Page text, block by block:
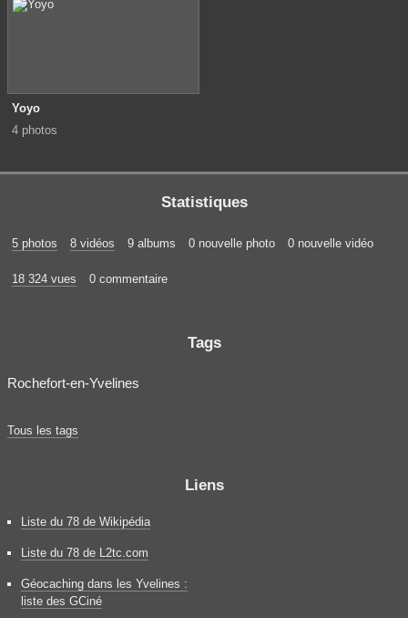
Yoyo
4 photos
Statistiques
5 photos 8 vidéos 9 albums 0 nouvelle photo 0 nouvelle vidéo
18 324 vues 0 commentaire
Tags
Rochefort-en-Yvelines
Tous les tags
Liens
Liste du 78 de Wikipédia
Liste du 78 de L2tc.com
Géocaching dans les Yvelines :
liste des GCiné